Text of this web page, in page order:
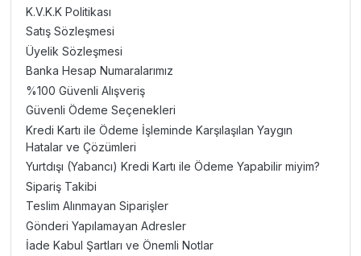
K.V.K.K Politikası
Satış Sözleşmesi
Üyelik Sözleşmesi
Banka Hesap Numaralarımız
%100 Güvenli Alışveriş
Güvenli Ödeme Seçenekleri
Kredi Kartı ile Ödeme İşleminde Karşılaşılan Yaygın
Hatalar ve Çözümleri
Yurtdışı (Yabancı) Kredi Kartı ile Ödeme Yapabilir miyim?
Sipariş Takibi
Teslim Alınmayan Siparişler
Gönderi Yapılamayan Adresler
İade Kabul Şartları ve Önemli Notlar